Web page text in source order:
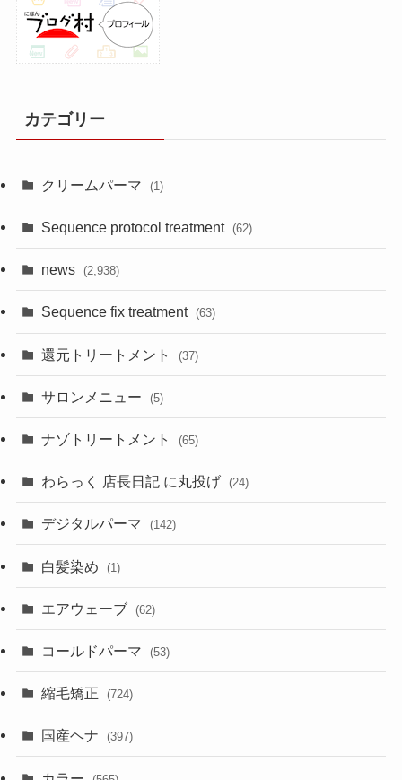
カテゴリー
クリームパーマ (1)
Sequence protocol treatment (62)
news (2,938)
Sequence fix treatment (63)
還元トリートメント (37)
サロンメニュー (5)
ナゾトリートメント (65)
わらっく 店長日記 に丸投げ (24)
デジタルパーマ (142)
白髪染め (1)
エアウェーブ (62)
コールドパーマ (53)
縮毛矯正 (724)
国産ヘナ (397)